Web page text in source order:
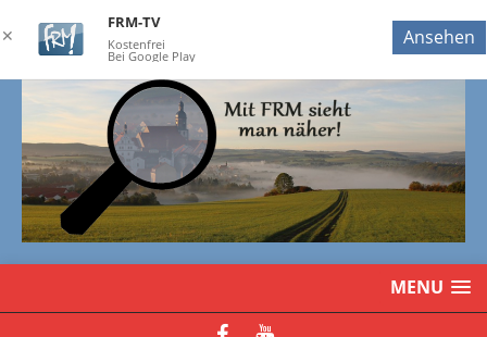
MENU
✕
FRM-TV
Kostenfrei
Bei Google Play
Ansehen